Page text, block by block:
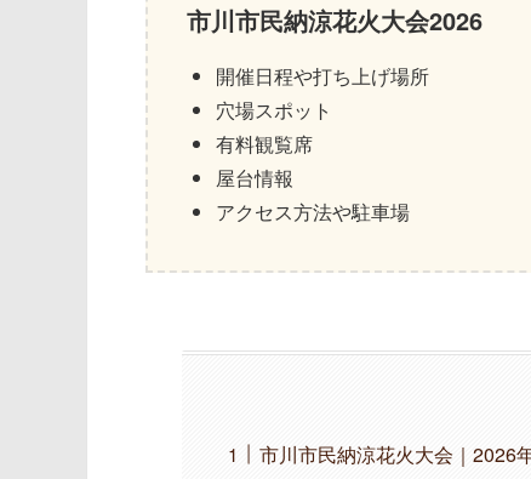
市川市民納涼花火大会2026
開催日程や打ち上げ場所
穴場スポット
有料観覧席
屋台情報
アクセス方法や駐車場
市川市民納涼花火大会｜2026